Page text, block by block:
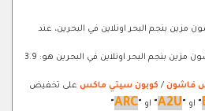
بنجم البحر اونلاين في البحرين، عند
سعر شبشب ماكس فاشون مزين بنجم البحر اونلاين في البحرين هو: 3.9
فاشون / كوبون سيتي ماكس على تخفيض
" او "
A2U
" او "
ARC
"